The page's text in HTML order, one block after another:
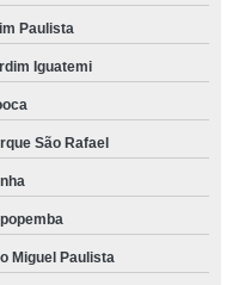
Paulista
Iguatemi
São Rafael
Miguel Paulista